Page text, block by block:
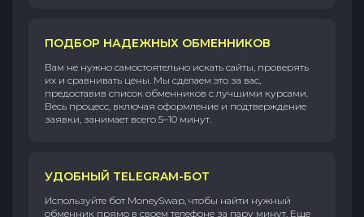
ПОДБОР НАДЕЖНЫХ ОБМЕННИКОВ
Вам не нужно самостоятельно искать сайты, проверять
их и сравнивать цены. Мы сделаем это за вас,
предоставив список обменников с лучшими курсами.
Весь процесс, включая оформление и подтверждение
заявки, занимает всего 5–10 минут.
УДОБНЫЙ TELEGRAM-БОТ
Используйте бот MoneySwap, чтобы найти нужный
обменник прямо в своем телефоне за пару минут. Еще